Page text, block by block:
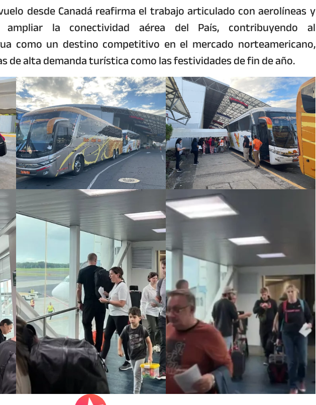
desde Canadá reafirma el trabajo articulado con aerolíneas y
ampliar la conectividad aérea del País, contribuyendo al
como un destino competitivo en el mercado norteamericano,
de alta demanda turística como las festividades de fin de año.